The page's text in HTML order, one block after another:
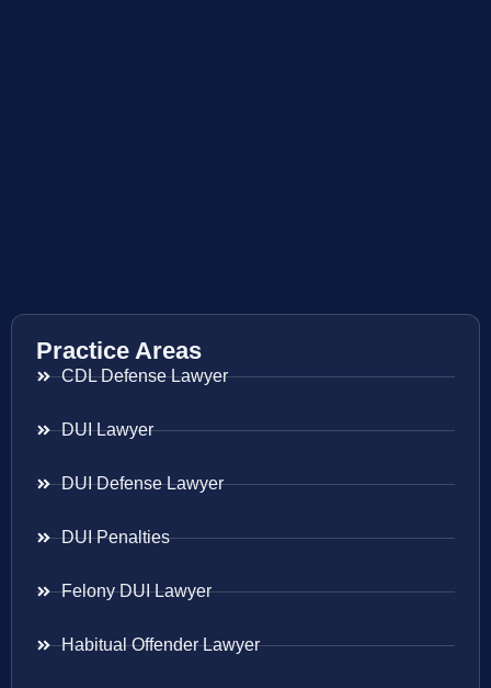
Practice Areas
CDL Defense Lawyer
DUI Lawyer
DUI Defense Lawyer
DUI Penalties
Felony DUI Lawyer
Habitual Offender Lawyer